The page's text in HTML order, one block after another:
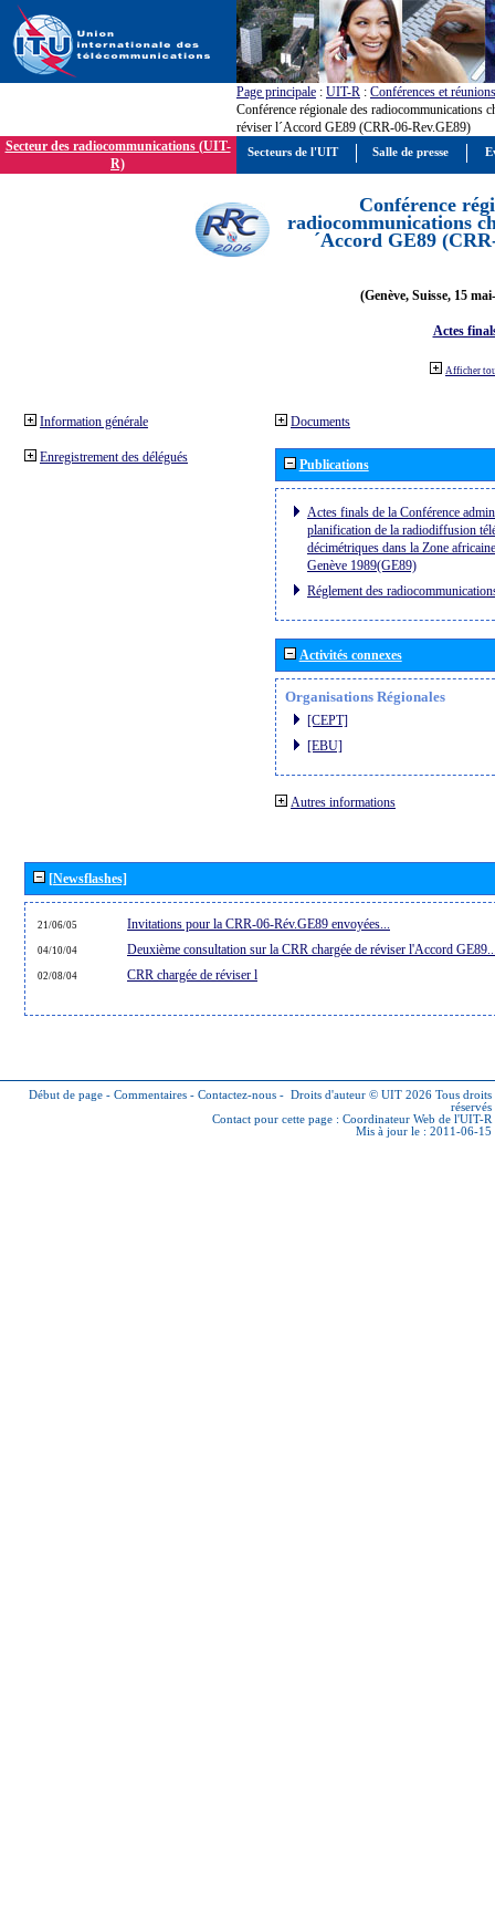
Page principale : UIT-R : Conférences et réunions
Conférence régionale des radiocommunications
réviser l´Accord GE89 (CRR-06-Rev.GE89)
Secteur des radiocommunications (UIT-
R)
Conférence
radiocommunications
´Accord GE89
(Genève, Suisse, 15
Actes
Afficher
Information générale
Enregistrement des délégués
Documents
Publications
Actes finals de la Conférence
planification de la radiodiffusion
décimétriques dans la Zone
Genève 1989(GE89)
Réglement des
Activités connexes
Organisations Régionales
[CEPT]
[EBU]
Autres informations
[Newsflashes]
21/06/05 Invitations pour la CRR-06-Rév.GE89 envoyées...
04/10/04 Deuxième consultation sur la CRR chargée de réviser l'Accord
02/08/04 CRR chargée de réviser l
Début de page - Commentaires - Contactez-nous - Droits d'auteur © UIT 2026 Tous droits
réservés
Contact pour cette page : Coordinateur Web de l'UIT-R
Mis à jour le : 2011-06-15
Secteurs de l'UIT Salle de presse